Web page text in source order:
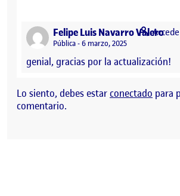
Felipe Luis Navarro Valero
Visibilidad:
Pública 6 marzo, 2025
genial, gracias por la actualización!
Lo siento, debes estarconectado para
comentario.